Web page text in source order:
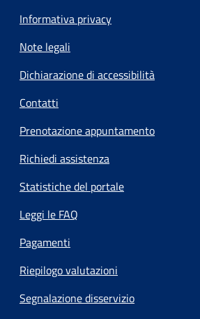
Informativa privacy
Note legali
Dichiarazione di accessibilità
Contatti
Prenotazione appuntamento
Richiedi assistenza
Statistiche del portale
Leggi le FAQ
Pagamenti
Riepilogo valutazioni
Segnalazione disservizio